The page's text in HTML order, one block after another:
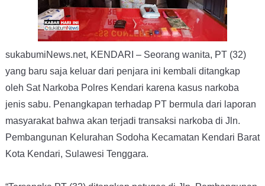
sukabumiNews.net, KENDARI – Seorang wanita, PT (32)
yang baru saja keluar dari penjara ini kembali ditangkap
oleh Sat Narkoba Polres Kendari karena kasus narkoba
jenis sabu. Penangkapan terhadap PT bermula dari laporan
masyarakat bahwa akan terjadi transaksi narkoba di Jln.
Pembangunan Kelurahan Sodoha Kecamatan Kendari Barat
Kota Kendari, Sulawesi Tenggara.